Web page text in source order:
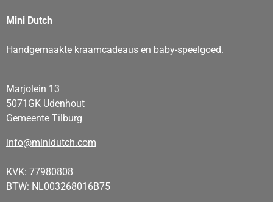
Mini Dutch
Handgemaakte kraamcadeaus en baby-speelgoed.
Marjolein 13
5071GK Udenhout
Gemeente Tilburg
info@minidutch.com
KVK: 77980808
BTW: NL003268016B75